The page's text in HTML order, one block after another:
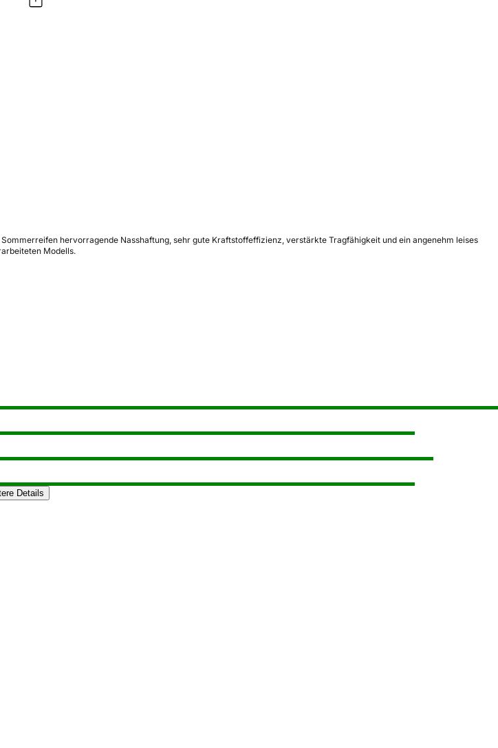
hervorragende Nasshaftung, sehr gute Kraftstoffeffizienz, verstärkte Tragfähigkeit und ein angenehm leises
Modells.
Details